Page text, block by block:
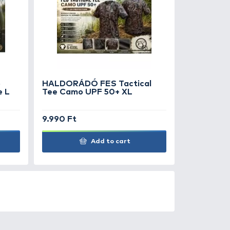
PRODUCTS D-Rig Soft
- 6
Ft